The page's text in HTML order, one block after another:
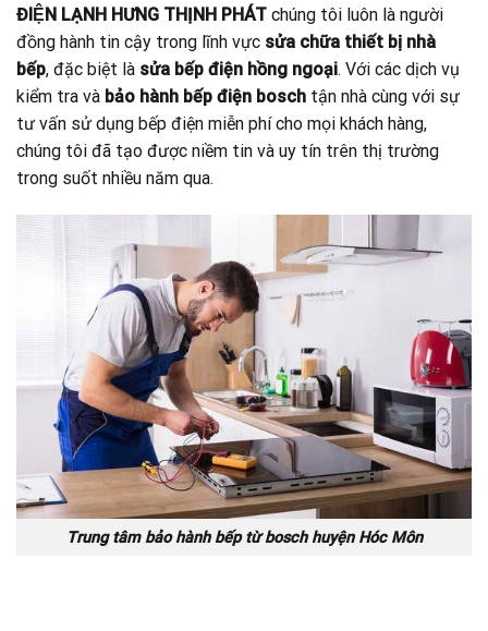
ĐIỆN LẠNH HƯNG THỊNH PHÁT chúng tôi luôn là người
đồng hành tin cậy trong lĩnh vực sửa chữa thiết bị nhà
bếp, đặc biệt là sửa bếp điện hồng ngoại. Với các dịch vụ
kiểm tra và bảo hành bếp điện bosch tận nhà cùng với sự
tư vấn sử dụng bếp điện miễn phí cho mọi khách hàng,
chúng tôi đã tạo được niềm tin và uy tín trên thị trường
trong suốt nhiều năm qua.
Trung tâm bảo hành bếp từ bosch huyện Hóc Môn